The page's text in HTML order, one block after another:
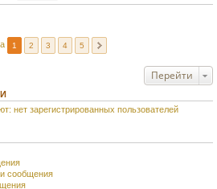
1 2 3 4 5
Перейти
нет зарегистрированных пользователей
сообщения